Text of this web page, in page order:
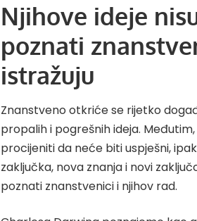
Njihove ideje
poznati
istražuju
Znanstveno otkriće se rijetko
propalih i pogrešnih ideja.
procijeniti da neće biti uspješni,
zaključka, nova znanja i novi
poznati znanstvenici i njihov rad.